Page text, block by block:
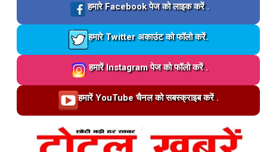
Loading…
हमारे Facebook पेज को लाइक करें .
Loading…
हमारे Twitter अकाउंट को फॉलो करें.
Loading…
हमारें Instagram पेज को फॉलो करें .
Loading…हमारें YouTube चैनल को सबस्क्राइब करें .